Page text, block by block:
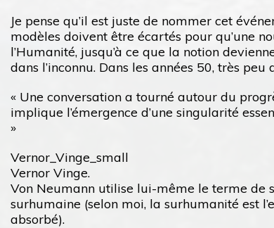
Je pense qu’il est juste de nommer cet
modèles doivent être écartés pour qu’une
l’Humanité, jusqu’à ce que la notion
dans l’inconnu. Dans les années 50, très
« Une conversation a tourné autour du
implique l’émergence d’une singularité
»
Vernor_Vinge_small
Vernor Vinge.
Von Neumann utilise lui-même le terme de
surhumaine (selon moi, la surhumanité est
absorbé).